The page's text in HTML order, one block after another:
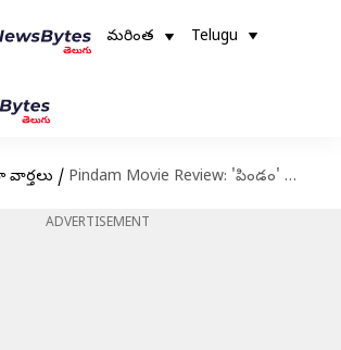
మరింత Telugu
/ Pindam Movie Review: 'పిండం' మూవీ రివ్యూ.. ప్రేక్షకుల్ని అలరించిందా?
ADVERTISEMENT